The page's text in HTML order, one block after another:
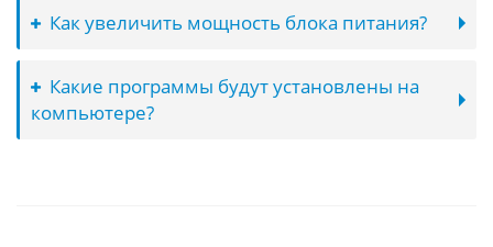
Как увеличить мощность блока питания?
Какие программы будут установлены на
компьютере?